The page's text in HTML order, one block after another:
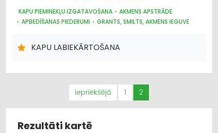
KAPU PIEMINEKĻU IZGATAVOŠANA
AKMENS APSTRĀDE
APBEDĪŠANAS PIEDERUMI
GRANTS, SMILTS, AKMENS IEGUVE
BŪVMATERIĀLU, BŪVKONSTRUKCIJU TIRDZNIECĪBA
APDARES MATERIĀLI: TIRDZNIECĪBA
KAPU LABIEKĀRTOŠANA
Iepriekšējā 1 2
Rezultāti kartē